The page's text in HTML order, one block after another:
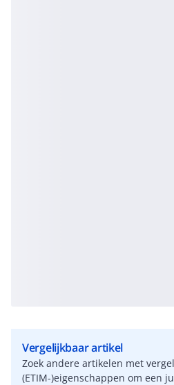
Vergelijkbaar artikel
Zoek andere artikelen met
(ETIM-)eigenschappen om een